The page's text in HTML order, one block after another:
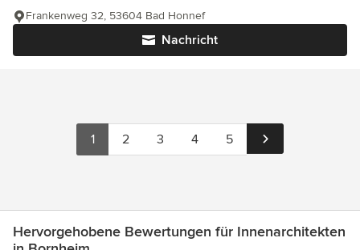
Nachricht
Frankenweg 32, 53604 Bad Honnef
1 2 3 4 5
Hervorgehobene Bewertungen für Innenarchitekten